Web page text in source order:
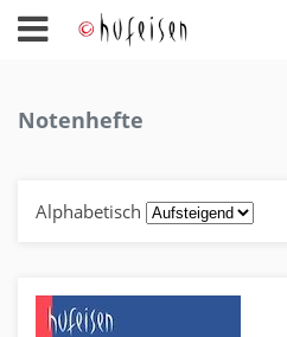
Notenhefte
Alphabetisch